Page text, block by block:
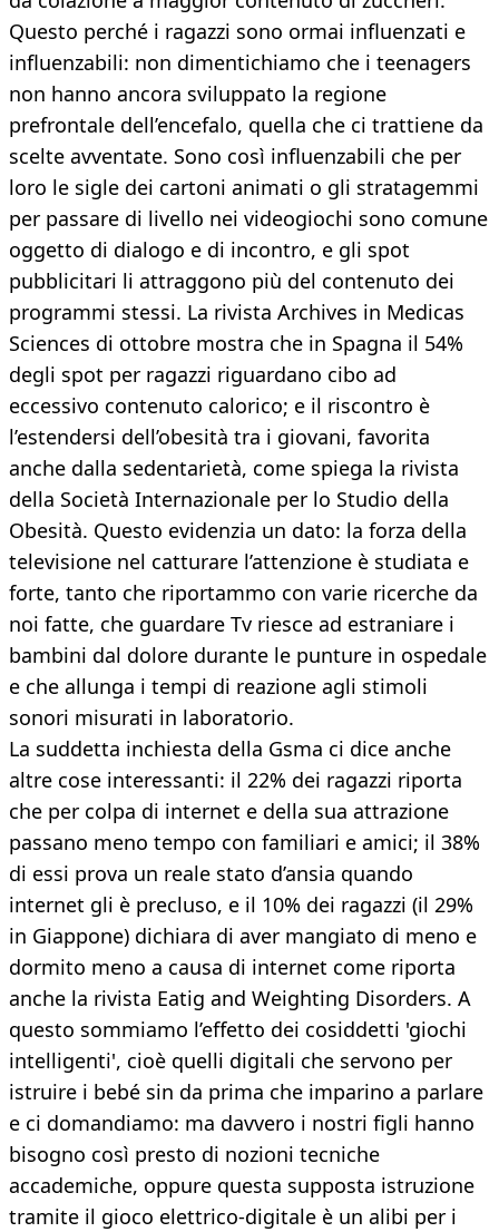
Questo perché i ragazzi sono ormai influenzati e
influenzabili: non dimentichiamo che i teenagers
non hanno ancora sviluppato la regione
prefrontale dell’encefalo, quella che ci trattiene da
scelte avventate. Sono così influenzabili che per
loro le sigle dei cartoni animati o gli stratagemmi
per passare di livello nei videogiochi sono comune
oggetto di dialogo e di incontro, e gli spot
pubblicitari li attraggono più del contenuto dei
programmi stessi. La rivista Archives in Medicas
Sciences di ottobre mostra che in Spagna il 54%
degli spot per ragazzi riguardano cibo ad
eccessivo contenuto calorico; e il riscontro è
l’estendersi dell’obesità tra i giovani, favorita
anche dalla sedentarietà, come spiega la rivista
della Società Internazionale per lo Studio della
Obesità. Questo evidenzia un dato: la forza della
televisione nel catturare l’attenzione è studiata e
forte, tanto che riportammo con varie ricerche da
noi fatte, che guardare Tv riesce ad estraniare i
bambini dal dolore durante le punture in ospedale
e che allunga i tempi di reazione agli stimoli
sonori misurati in laboratorio.
La suddetta inchiesta della Gsma ci dice anche
altre cose interessanti: il 22% dei ragazzi riporta
che per colpa di internet e della sua attrazione
passano meno tempo con familiari e amici; il 38%
di essi prova un reale stato d’ansia quando
internet gli è precluso, e il 10% dei ragazzi (il 29%
in Giappone) dichiara di aver mangiato di meno e
dormito meno a causa di internet come riporta
anche la rivista Eatig and Weighting Disorders. A
questo sommiamo l’effetto dei cosiddetti 'giochi
intelligenti', cioè quelli digitali che servono per
istruire i bebé sin da prima che imparino a parlare
e ci domandiamo: ma davvero i nostri figli hanno
bisogno così presto di nozioni tecniche
accademiche, oppure questa supposta istruzione
tramite il gioco elettrico-digitale è un alibi per i